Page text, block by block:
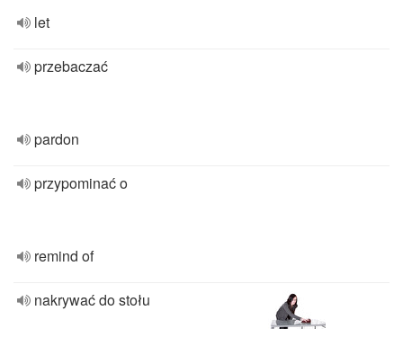
let
przebaczać
pardon
przypominać o
remind of
nakrywać do stołu